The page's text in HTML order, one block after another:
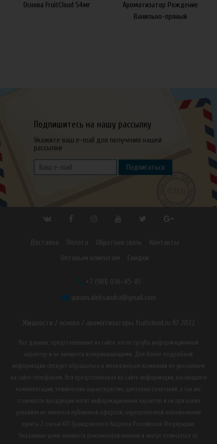
Основа FruitCloud 54мг
Ароматизатор Рождение
Ванильно-пряный
Подпишитесь на нашу рассылку
Укажите ваш e-mail для получения нашей
рассылки
Подписаться
Доставка Оплата Обратная связь
Контакты
Оптовым клиентам
Скидки
+7 (981) 036-45-81
aurum.aleksandra@gmail.com
Жидкости / основа / ароматизаторы fruitcloud.ru © 2022
Все данные, представленные на сайте, носят сугубо информационный
характер и не являются исчерпывающими. Для более подробной
информации следует обращаться к менеджерам компании по указанным
на сайте телефонам. Вся представленная на сайте информация, касающаяся
комплектации, технических характеристик, цветовых сочетаний, а так же
стоимости продукции носит информационный характер и ни при каких
условиях не является публичной офертой, определяемой положениями
пункта 2 статьи 437 Гражданского Кодекса Российской Федерации.
Указанные цены являются рекомендованными и могут отличаться от